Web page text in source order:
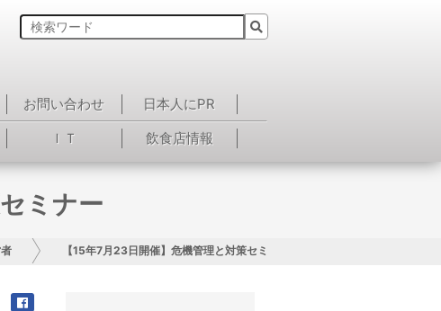
お問い合わせ
日本人にPR
ＩＴ 飲食店情報
ミナー
【15年7月23日開催】危機管理と対策セミナー